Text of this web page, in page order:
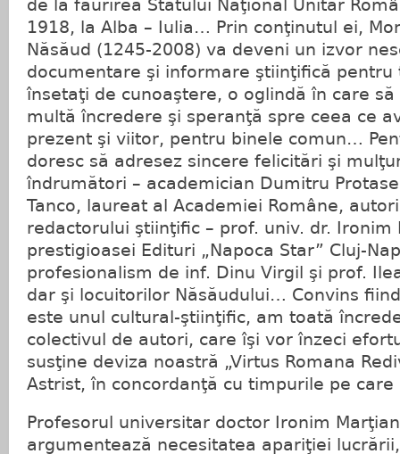
de la făurirea Statului Naţional Unitar
1918, la Alba – Iulia… Prin conţinutul ei,
Năsăud (1245-2008) va deveni un izvor
documentare şi informare ştiinţifică
însetaţi de cunoaştere, o oglindă în care
multă încredere şi speranţă spre ceea ce
prezent şi viitor, pentru binele comun…
doresc să adresez sincere felicitări şi
îndrumători – academician Dumitru
Tanco, laureat al Academiei Române,
redactorului ştiinţific – prof. univ. dr.
prestigioasei Edituri „Napoca Star” Cluj-
profesionalism de inf. Dinu Virgil şi prof.
dar şi locuitorilor Năsăudului… Convins
este unul cultural-ştiinţific, am toată
colectivul de autori, care îşi vor înzeci
susţine deviza noastră „Virtus Romana
Astrist, în concordanţă cu timpurile pe care
Profesorul universitar doctor Ironim
argumentează necesitatea apariţiei